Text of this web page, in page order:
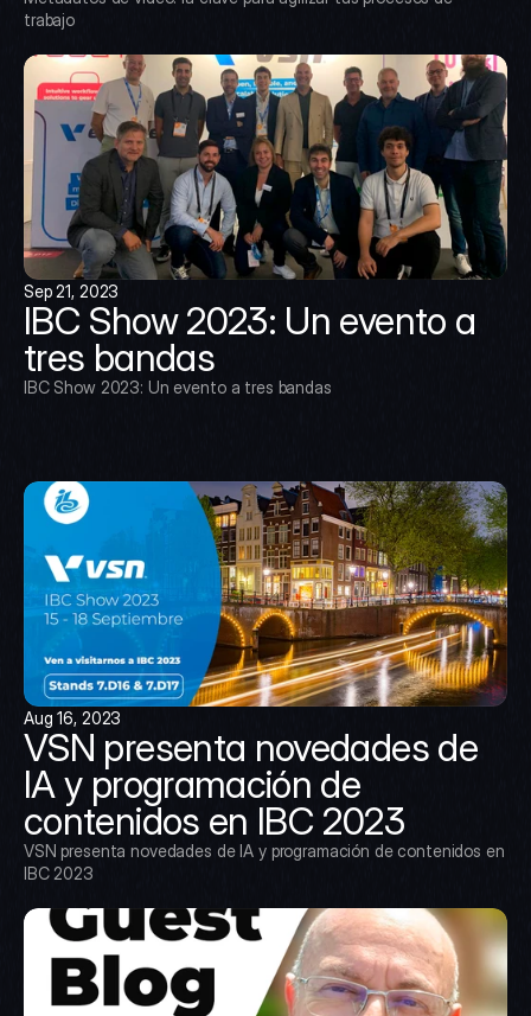
trabajo
Sep 21, 2023
IBC Show 2023: Un evento a
tres bandas
IBC Show 2023: Un evento a tres bandas
Aug 16, 2023
VSN presenta novedades de
IA y programación de
contenidos en IBC 2023
VSN presenta novedades de IA y programación de contenidos en
IBC 2023